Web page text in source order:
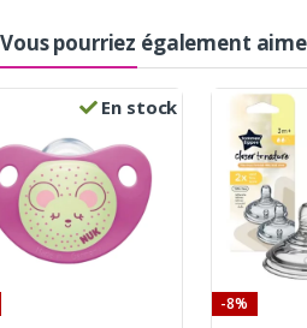
Vous pourriez également
En stock
-8%